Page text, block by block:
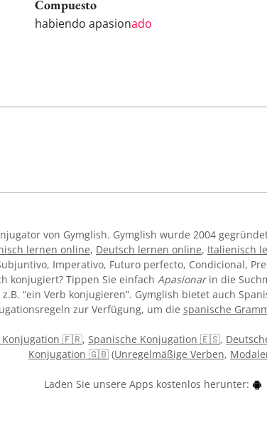
Compuesto
habiendo apasionado
von Gymglish. Gymglish wurde 2004
lernen online, Deutsch lernen online, Italienisch
Imperativo, Futuro perfecto, Condicional,
konjugiert? Tippen Sie einfach Apasionarin die
“ein Verb konjugieren”. Gymglish bietet auch
zur Verfügung, um die spanische
Konjugation 🇫🇷, Spanische Konjugation 🇪🇸,
Konjugation 🇬🇧 (Unregelmäßige Verben,
Laden Sie unsere Apps kostenlos herunter: